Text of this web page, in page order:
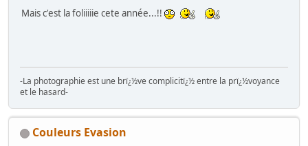
Mais c'est la foliiiiie cete année...!!
-La photographie est une brï¿½ve complicitï¿½ entre la prï¿½voyance
et le hasard-
Couleurs Evasion